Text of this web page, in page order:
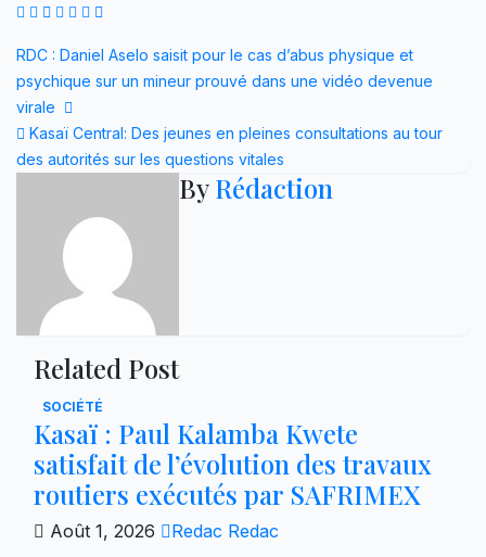
Navigation
de
l’article
RDC : Daniel Aselo saisit pour le cas d’abus physique et
psychique sur un mineur prouvé dans une vidéo devenue
virale
Kasaï Central: Des jeunes en pleines consultations au tour
des autorités sur les questions vitales
ByRédaction
Related Post
SOCIÉTÉ
Kasaï : Paul Kalamba Kwete
satisfait de l’évolution des travaux
routiers exécutés par SAFRIMEX
Août 1, 2026 Redac Redac